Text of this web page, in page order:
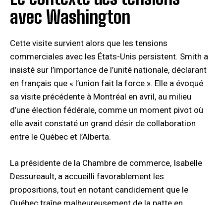
avec Washington
Cette visite survient alors que les tensions
commerciales avec les États-Unis persistent. Smith a
insisté sur l’importance de l’unité nationale, déclarant
en français que « l’union fait la force ». Elle a évoqué
sa visite précédente à Montréal en avril, au milieu
d’une élection fédérale, comme un moment pivot où
elle avait constaté un grand désir de collaboration
entre le Québec et l’Alberta.
La présidente de la Chambre de commerce, Isabelle
Dessureault, a accueilli favorablement les
propositions, tout en notant candidement que le
Québec traîne malheureusement de la patte en